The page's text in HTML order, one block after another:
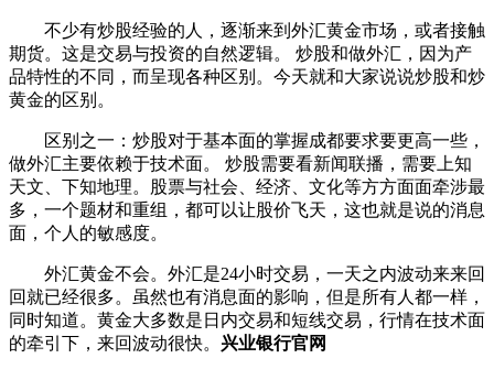
不少有炒股经验的人，逐渐来到外汇黄金市场，或者接触
期货。这是交易与投资的自然逻辑。 炒股和做外汇，因为产
品特性的不同，而呈现各种区别。今天就和大家说说炒股和炒
黄金的区别。
区别之一：炒股对于基本面的掌握成都要求要更高一些，
做外汇主要依赖于技术面。 炒股需要看新闻联播，需要上知
天文、下知地理。股票与社会、经济、文化等方方面面牵涉最
多，一个题材和重组，都可以让股价飞天，这也就是说的消息
面，个人的敏感度。
外汇黄金不会。外汇是24小时交易，一天之内波动来来回
回就已经很多。虽然也有消息面的影响，但是所有人都一样，
同时知道。黄金大多数是日内交易和短线交易，行情在技术面
的牵引下，来回波动很快。 兴业银行官网